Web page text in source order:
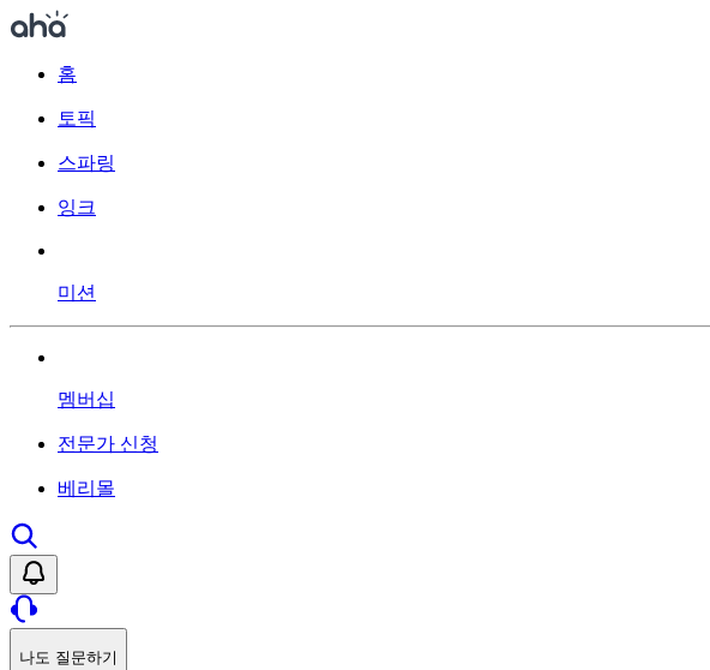
홈
토픽
스파링
잉크
미션
멤버십
전문가 신청
베리몰
나도 질문하기